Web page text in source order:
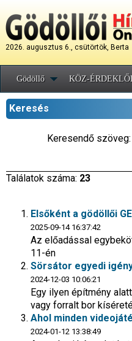
2026. augusztus 6., csütörtök, Berta
Gödöllő KÖZ-
Keresés
Keresendő szöveg:
Találatok száma: 23
Elsőként a gödöllői
2025-09-14 16:37:42
Az előadással
11-én
Sörsátor egyedi
2024-12-03 10:06:21
Egy ilyen építmény
vagy forralt bor
Ahol minden
2024-01-12 13:38:49